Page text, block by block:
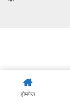
होमपेज